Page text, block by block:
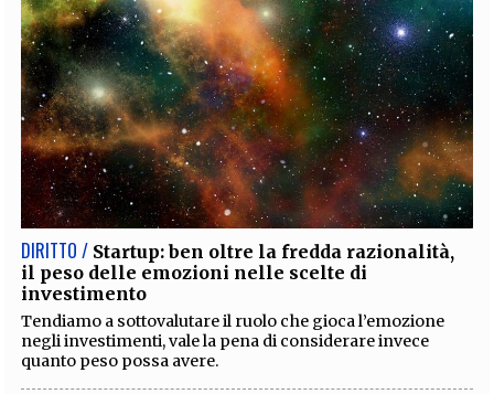
DIRITTO / Startup: ben oltre la fredda razionalità,
il peso delle emozioni nelle scelte di
investimento
Tendiamo a sottovalutare il ruolo che gioca l’emozione
negli investimenti, vale la pena di considerare invece
quanto peso possa avere.